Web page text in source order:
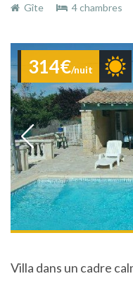
Gîte
4 chambres
314€/nuit